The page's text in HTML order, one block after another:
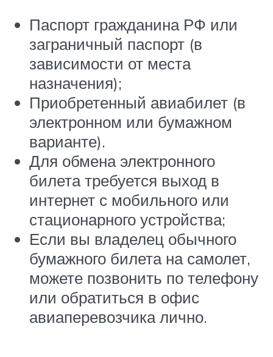
Паспорт гражданина РФ или
заграничный паспорт (в
зависимости от места
назначения);
Приобретенный авиабилет (в
электронном или бумажном
варианте).
Для обмена электронного
билета требуется выход в
интернет с мобильного или
стационарного устройства;
Если вы владелец обычного
бумажного билета на самолет,
можете позвонить по телефону
или обратиться в офис
авиаперевозчика лично.